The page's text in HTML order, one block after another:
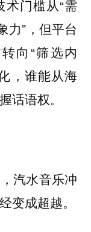
门槛从“需
力”，但平台
向“筛选内
，谁能从海
话语权。
汽水音乐冲
成超越。